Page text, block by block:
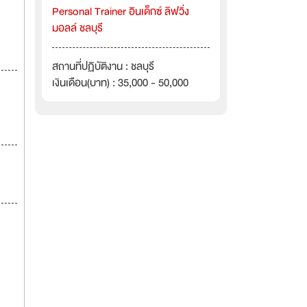
Personal Trainer อินเด็กซ์ ลิฟวิ่ง
มอลล์ ชลบุรี
สถานที่ปฏิบัติงาน : ชลบุรี
เงินเดือน(บาท) : 35,000 - 50,000